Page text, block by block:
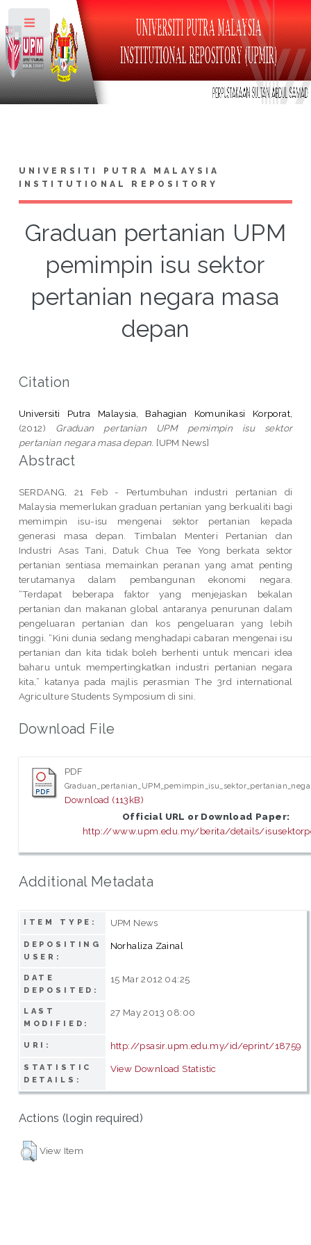
UNIVERSITI PUTRA MALAYSIA
INSTITUTIONAL REPOSITORY
Graduan pertanian UPM
pemimpin isu sektor
pertanian negara masa
depan
Citation
Universiti Putra Malaysia, Bahagian Komunikasi Korporat,
(2012) Graduan pertanian UPM pemimpin isu sektor
pertanian negara masa depan. [UPM News]
Abstract
SERDANG, 21 Feb - Pertumbuhan industri pertanian di
Malaysia memerlukan graduan pertanian yang berkualiti bagi
memimpin isu-isu mengenai sektor pertanian kepada
generasi masa depan. Timbalan Menteri Pertanian dan
Industri Asas Tani, Datuk Chua Tee Yong berkata sektor
pertanian sentiasa memainkan peranan yang amat penting
terutamanya dalam pembangunan ekonomi negara.
“Terdapat beberapa faktor yang menjejaskan bekalan
pertanian dan makanan global antaranya penurunan dalam
pengeluaran pertanian dan kos pengeluaran yang lebih
tinggi. “Kini dunia sedang menghadapi cabaran mengenai isu
pertanian dan kita tidak boleh berhenti untuk mencari idea
baharu untuk mempertingkatkan industri pertanian negara
kita,” katanya pada majlis perasmian The 3rd international
Agriculture Students Symposium di sini.
Download File
PDF
Download (113kB)
Official URL or Download Paper:
http://www.upm.edu.my/berita/details/
Additional Metadata
ITEM TYPE: UPM News
DEPOSITING
USER:
Norhaliza Zainal
DATE
DEPOSITED:
15 Mar 2012 04:25
LAST
MODIFIED:
27 May 2013 08:00
URI: http://psasir.upm.edu.my/id/eprint/18759
STATISTIC
DETAILS:
View Download Statistic
Actions (login required)
View Item
Toggle